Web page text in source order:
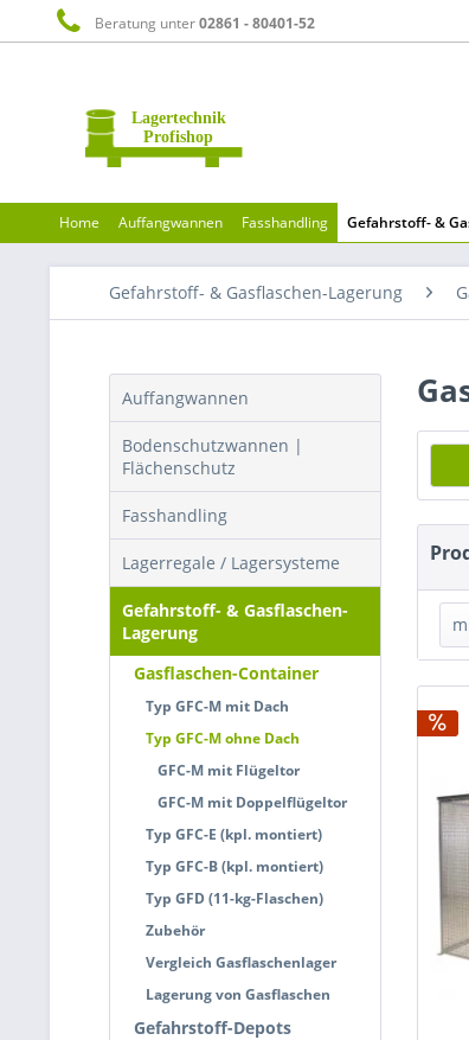
Beratung unter02861 - 80401-52
Home Auffangwannen Fasshandling Gefahrstoff- &
Gefahrstoff- & Gasflaschen-Lagerung
Auffangwannen
Bodenschutzwannen |
Flächenschutz
Fasshandling
Lagerregale / Lagersysteme
Gefahrstoff- & Gasflaschen-
Lagerung
Gasflaschen-Container
Typ GFC-M mit Dach
Typ GFC-M ohne Dach
GFC-M mit Flügeltor
GFC-M mit Doppelflügeltor
Typ GFC-E (kpl. montiert)
Typ GFC-B (kpl. montiert)
Typ GFD (11-kg-Flaschen)
Zubehör
Vergleich Gasflaschenlager
Lagerung von Gasflaschen
Gefahrstoff-Depots